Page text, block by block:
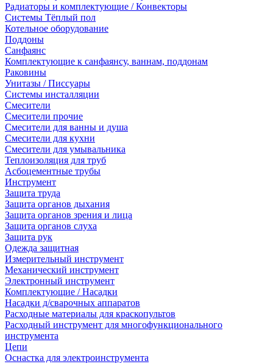
Радиаторы и комплектующие / Конвекторы
Системы Тёплый пол
Котельное оборудование
Поддоны
Санфаянс
Комплектующие к санфаянсу, ваннам, поддонам
Раковины
Унитазы / Писсуары
Системы инсталляции
Смесители
Смесители прочие
Смесители для ванны и душа
Смесители для кухни
Смесители для умывальника
Теплоизоляция для труб
Асбоцементные трубы
Инструмент
Защита труда
Защита органов дыхания
Защита органов зрения и лица
Защита органов слуха
Защита рук
Одежда защитная
Измерительный инструмент
Механический инструмент
Электронный инструмент
Комплектующие / Насадки
Насадки д/сварочных аппаратов
Расходные материалы для краскопультов
Расходный инструмент для многофункционального
инструмента
Цепи
Оснастка для электроинструмента